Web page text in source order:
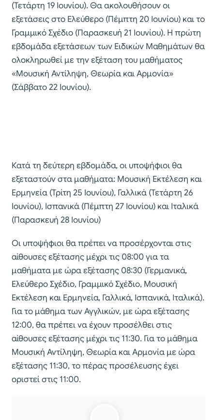
(Τετάρτη 19 Ιουνίου). Θα ακολουθήσουν οι
εξετάσεις στο Ελεύθερο (Πέμπτη 20 Ιουνίου) και το
Γραμμικό Σχέδιο (Παρασκευή 21 Ιουνίου). Η πρώτη
εβδομάδα εξετάσεων των Ειδικών Μαθημάτων θα
ολοκληρωθεί με την εξέταση του μαθήματος
«Μουσική Αντίληψη, Θεωρία και Αρμονία»
(Σάββατο 22 Ιουνίου).
Κατά τη δεύτερη εβδομάδα, οι υποψήφιοι θα
εξεταστούν στα μαθήματα: Μουσική Εκτέλεση και
Ερμηνεία (Τρίτη 25 Ιουνίου), Γαλλικά (Τετάρτη 26
Ιουνίου), Ισπανικά (Πέμπτη 27 Ιουνίου) και Ιταλικά
(Παρασκευή 28 Ιουνίου)
Οι υποψήφιοι θα πρέπει να προσέρχονται στις
αίθουσες εξέτασης μέχρι τις 08:00 για τα
μαθήματα με ώρα εξέτασης 08:30 (Γερμανικά,
Ελεύθερο Σχέδιο, Γραμμικό Σχέδιο, Μουσική
Εκτέλεση και Ερμηνεία, Γαλλικά, Ισπανικά, Ιταλικά).
Για το μάθημα των Αγγλικών, με ώρα εξέτασης
12:00, θα πρέπει να έχουν προσέλθει στις
αίθουσες εξέτασης μέχρι τις 11:30. Για το μάθημα
Μουσική Αντίληψη, Θεωρία και Αρμονία με ώρα
εξέτασης 11:30, το πέρας προσέλευσης έχει
οριστεί στις 11:00.